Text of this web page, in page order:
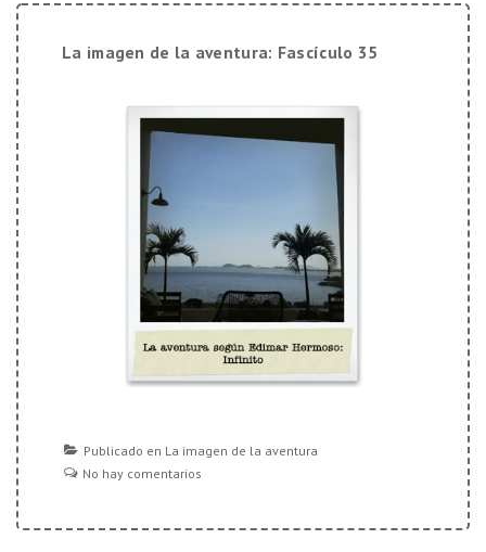
La imagen de la aventura: Fascículo 35
Publicado en La imagen de la aventura
No hay comentarios